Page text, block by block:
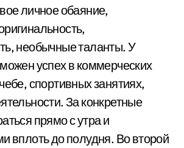
личное обаяние,
необычные таланты. У
успех в коммерческих
спортивных занятиях,
За конкретные
прямо с утра и
вплоть до полудня. Во второй